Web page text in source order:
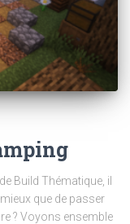
Build Thématique, il
que de passer
? Voyons ensemble